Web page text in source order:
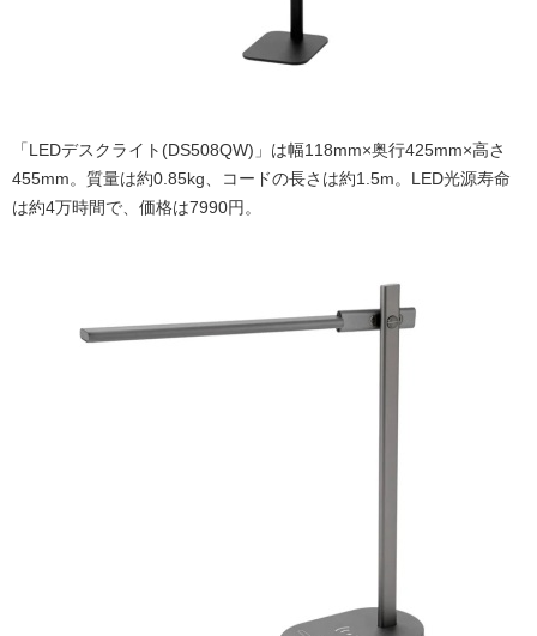
「LEDデスクライト(DS508QW)」は幅118mm×奥行425mm×高さ
455mm。質量は約0.85kg、コードの長さは約1.5m。LED光源寿命
は約4万時間で、価格は7990円。